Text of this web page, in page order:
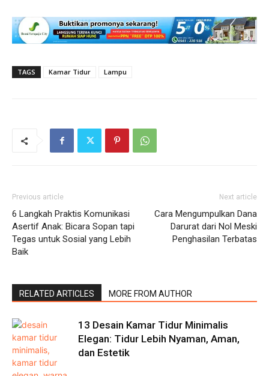
TAGS Kamar Tidur Lampu
Previous article
6 Langkah Praktis Komunikasi
Asertif Anak: Bicara Sopan tapi
Tegas untuk Sosial yang Lebih
Baik
Next article
Cara Mengumpulkan Dana
Darurat dari Nol Meski
Penghasilan Terbatas
RELATED ARTICLES MORE FROM AUTHOR
13 Desain Kamar Tidur Minimalis
Elegan: Tidur Lebih Nyaman, Aman,
dan Estetik